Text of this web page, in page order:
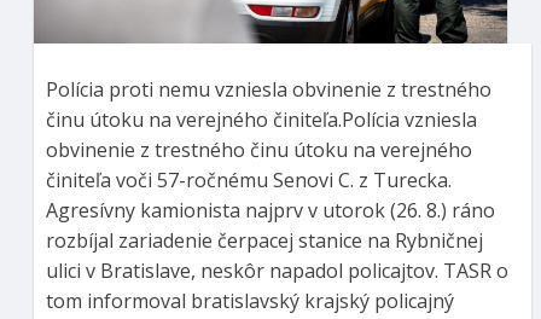
Polícia proti nemu vzniesla obvinenie z trestného
činu útoku na verejného činiteľa.Polícia vzniesla
obvinenie z trestného činu útoku na verejného
činiteľa voči 57-ročnému Senovi C. z Turecka.
Agresívny kamionista najprv v utorok (26. 8.) ráno
rozbíjal zariadenie čerpacej stanice na Rybničnej
ulici v Bratislave, neskôr napadol policajtov. TASR o
tom informoval bratislavský krajský policajný